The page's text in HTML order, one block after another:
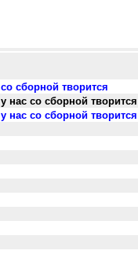
сборной творится
нас со сборной творится
нас со сборной творится